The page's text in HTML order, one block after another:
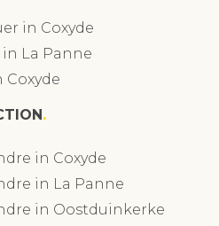
in Coxyde
La Panne
in Coxyde
in La Panne
in Oostduinkerke